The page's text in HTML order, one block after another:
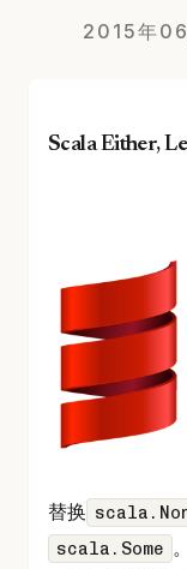
2015年06
Scala Either,
替换
scala.Some 。